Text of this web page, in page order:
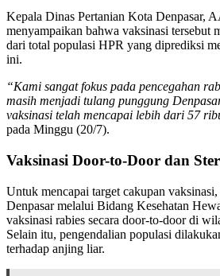
Kepala Dinas Pertanian Kota Denpasar,
menyampaikan bahwa vaksinasi tersebut
dari total populasi HPR yang diprediksi
ini.
“Kami sangat fokus pada pencegahan
masih menjadi tulang punggung
vaksinasi telah mencapai lebih dari 57
pada Minggu (20/7).
Vaksinasi Door-to-Door dan
Untuk mencapai target cakupan
Denpasar melalui Bidang Kesehatan
vaksinasi rabies secara door-to-door di
Selain itu, pengendalian populasi
terhadap anjing liar.